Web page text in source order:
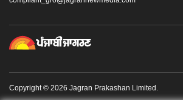
Copyright © 2026 Jagran Prakashan Limited.